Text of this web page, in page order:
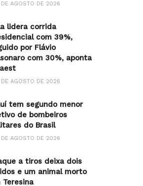
AGOSTO DE 2026
lidera corrida
com 39%,
por Flávio
com 30%, aponta
AGOSTO DE 2026
tem segundo menor
de bombeiros
do Brasil
AGOSTO DE 2026
a tiros deixa dois
e um animal morto
Teresina